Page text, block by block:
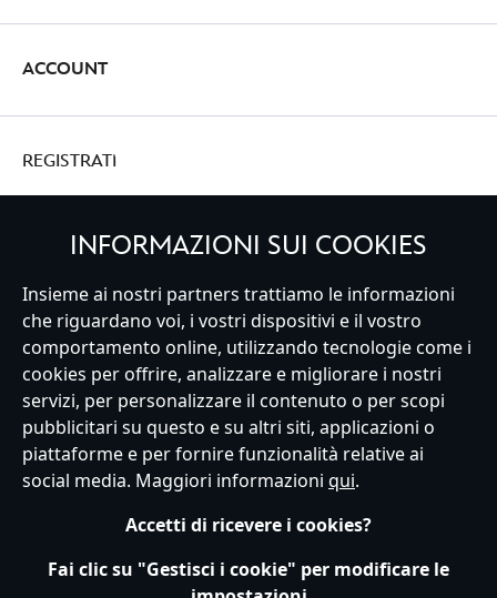
ACCOUNT
REGISTRATI
Italy
Servizio Clienti Termini d'Uso Trova Negozio
Mappa del Sito
Normativa Europea sul trattamento dei dati personali
Informativa sulla privacy
Politica dei Cookie
Informativa sulla privacy UE
Termini e Condizioni generali
Gestisci le impostazioni dei Cookies
s172 Statements
INFORMAZIONI SUI COOKIES
Insieme ai nostri partners trattiamo le informazioni
che riguardano voi, i vostri dispositivi e il vostro
comportamento online, utilizzando tecnologie come i
cookies per offrire, analizzare e migliorare i nostri
servizi, per personalizzare il contenuto o per scopi
pubblicitari su questo e su altri siti, applicazioni o
piattaforme e per fornire funzionalità relative ai
social media. Maggiori informazioni qui.
Accetti di ricevere i cookies?
Fai clic su "Gestisci i cookie" per modificare le